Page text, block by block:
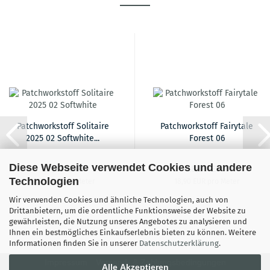
Diese Webseite verwendet Cookies und andere
Technologien
Wir verwenden Cookies und ähnliche Technologien, auch von
Drittanbietern, um die ordentliche Funktionsweise der Website zu
gewährleisten, die Nutzung unseres Angebotes zu analysieren und
Ihnen ein bestmögliches Einkaufserlebnis bieten zu können. Weitere
Informationen finden Sie in unserer Datenschutzerklärung.
Alle Akzeptieren
Patchworkstoff Solitaire
2025 02 Softwhite...
17,90 EUR
17,90 EUR pro Meter
Patchworkstoff Fairytale
Forest 06
18,90 EUR
Versand- & Zahlungsbedingungen